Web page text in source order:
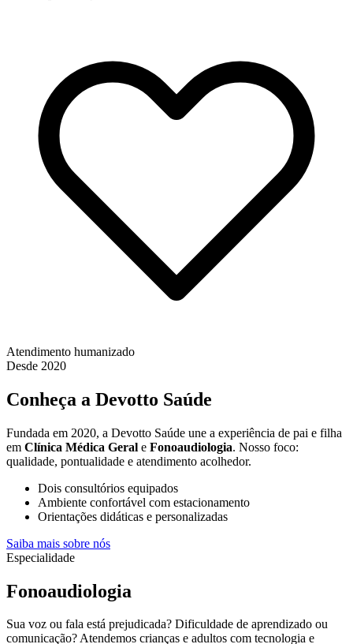
Atendimento humanizado
Desde 2020
Conheça a Devotto Saúde
Fundada em 2020, a Devotto Saúde une a experiência de pai e filha
em Clínica Médica Geral e Fonoaudiologia. Nosso foco:
qualidade, pontualidade e atendimento acolhedor.
Dois consultórios equipados
Ambiente confortável com estacionamento
Orientações didáticas e personalizadas
Saiba mais sobre nós
Especialidade
Fonoaudiologia
Sua voz ou fala está prejudicada? Dificuldade de aprendizado ou
comunicação? Atendemos crianças e adultos com tecnologia e